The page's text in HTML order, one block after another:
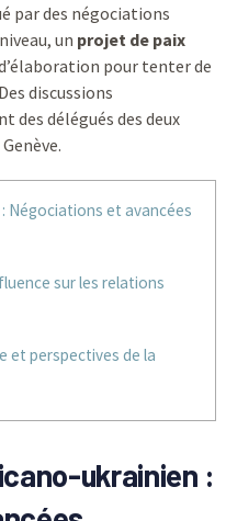
par des négociations
un projet de paix
pour tenter de
discussions
des délégués des deux
Négociations et avancées
sur les relations
et perspectives de la
ukrainien :